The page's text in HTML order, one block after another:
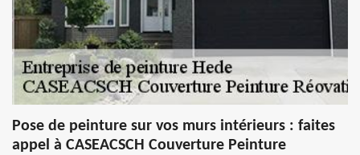
Pose de peinture sur vos murs intérieurs : faites
appel à CASEACSCH Couverture Peinture